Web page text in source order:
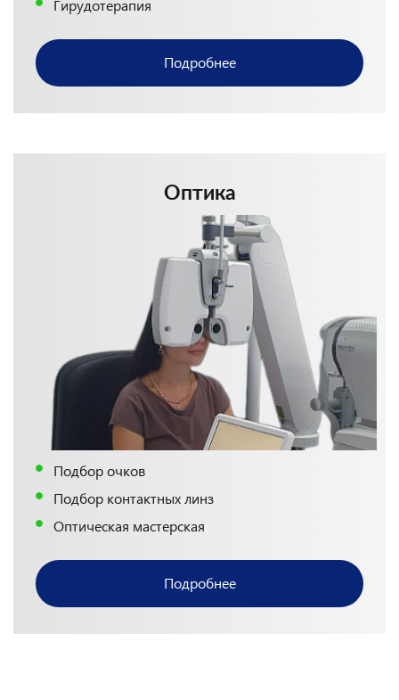
Иглорефлексотерапия
Гирудотерапия
Подробнее
Оптика
Подбор очков
Подбор контактных линз
Подробнее